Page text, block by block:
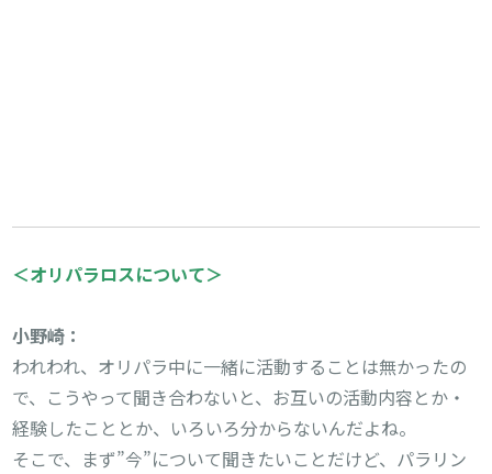
＜オリパラロスについて＞
小野崎：
われわれ、オリパラ中に一緒に活動することは無かったの
で、こうやって聞き合わないと、お互いの活動内容とか・
経験したこととか、いろいろ分からないんだよね。
そこで、まず”今”について聞きたいことだけど、パラリン